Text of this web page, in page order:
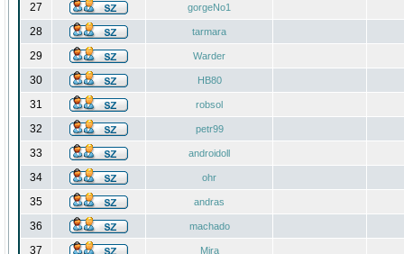
27 gorgeNo1
28 tarmara
29 Warder
30 HB80
31 robsol
32 petr99
33 androidoll
34 ohr
35 andras
36 machado
37 Mira